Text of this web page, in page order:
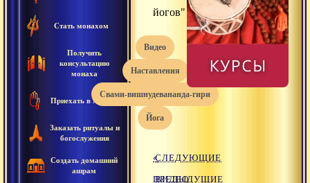
Стать монахом
Получить
консультацию
монаха
Приехать в Ашрам
Заказать ритуалы и
богослужения
Создать домашний
ашрам
йогов"
видео
наставления
свами-вишнудевананда-гири
йога
«
ПРЕДЫДУЩИЕ
СЛЕДУЮЩИЕ
ВИДЕО